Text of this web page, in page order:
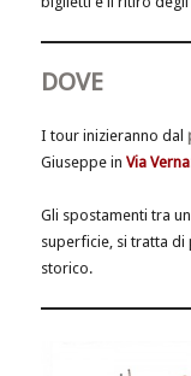
DOVE
I tour inizieranno dal
Giuseppe in Via
Gli spostamenti tra
superficie, si tratta di
storico.